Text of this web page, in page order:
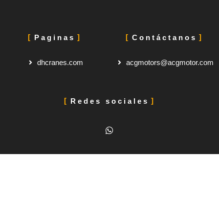
Paginas
dhcranes.com
Contáctanos
acgmotors@acgmotor.com
Redes sociales
W
h